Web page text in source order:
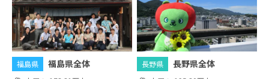
福島県 福島県全体 長野県 長野県全体